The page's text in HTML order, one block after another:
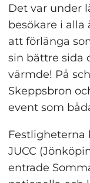
Det var under
besökare i alla
att förlänga
sin bättre sida
värmde! På
Skeppsbron
event som
Festligheterna
JUCC
entrade